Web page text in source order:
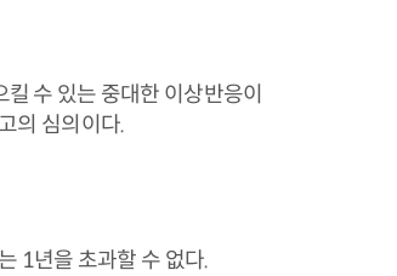
수 있는 중대한 이상반응이
의 심의이다.
1년을 초과할 수 없다.